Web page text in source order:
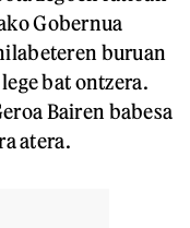
Gobernua
buruan
bat ontzera.
Bairen babesa
atera.